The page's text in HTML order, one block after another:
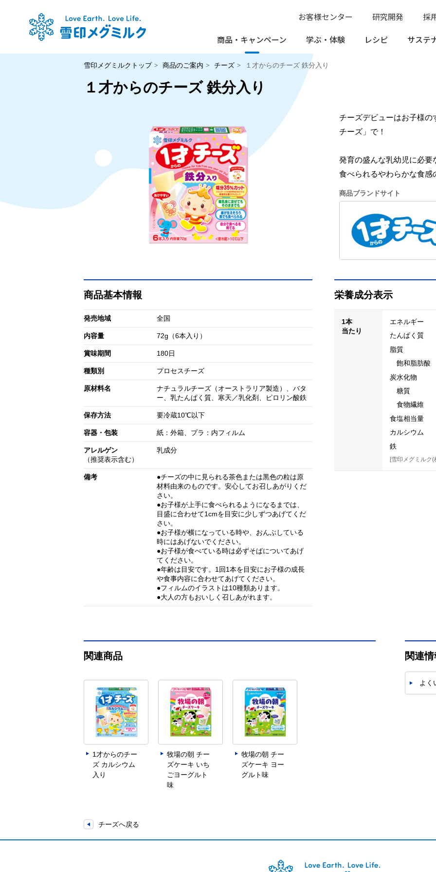
商品・ キャンペーン 学ぶ・ 体験 レシピ サステ
お客様センター 研究開発 採
雪印メグミルクトップ 商品のご案内 チーズ １才からのチーズ 鉄分入り
１才からのチーズ 鉄分入り
チーズデビューはお子様
チーズ」で！
発育の盛んな乳幼児に必要
食べられるやわらかな食感
商品ブランドサイト
商品基本情報
発売地域 全国
内容量 72g（6本入り）
賞味期間 180日
種類別 プロセスチーズ
原材料名
ナチュラルチーズ（オーストラリア製造）、バタ
ー、乳たんぱく質、寒天／乳化剤、ピロリン酸鉄
保存方法 要冷蔵10℃以下
容器・包装 紙：外箱、プラ：内フィルム
アレルゲン
（推奨表示含む）
乳成分
備考
●チーズの中に見られる茶色または黒色の粒は原
材料由来のものです。安心してお召しあがりくだ
さい。
●お子様が上手に食べられるようになるまでは、
目盛に合わせて1cmを目安に少しずつあげてくだ
さい。
●お子様が横になっている時や、おんぶしている
時にはあげないでください。
●お子様が食べている時は必ずそばについてあげ
てください。
●年齢は目安です。1回1本を目安にお子様の成長
や食事内容に合わせてあげてください。
●フィルムのイラストは10種類あります。
●大人の方もおいしく召しあがれます。
栄養成分表示
1本
当たり
エネルギー
たんぱく質
脂質
飽和脂肪酸
炭水化物
糖質
食物繊維
食塩相当量
カルシウム
鉄
[雪印メグミルク(
関連商品
1才からのチー
ズ カルシウム
入り
牧場の朝 チー
ズケーキ いち
ごヨーグルト
味
牧場の朝 チー
ズケーキ ヨー
グルト味
関連情
よく
チーズへ戻る